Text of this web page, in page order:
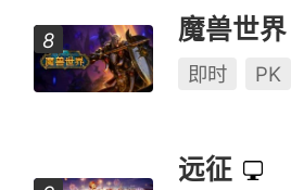
魔兽世界
即时 PK
远征